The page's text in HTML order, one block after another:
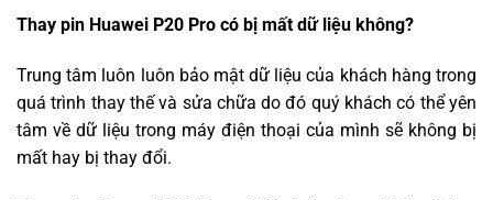
Thay pin Huawei P20 Pro có bị mất dữ liệu không?
Trung tâm luôn luôn bảo mật dữ liệu của khách hàng trong
quá trình thay thế và sửa chữa do đó quý khách có thể yên
tâm về dữ liệu trong máy điện thoại của mình sẽ không bị
mất hay bị thay đổi.